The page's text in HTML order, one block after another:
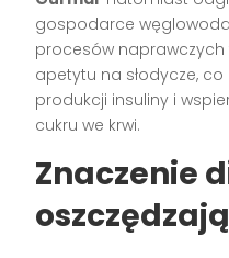
gospodarce
procesów
apetytu na słodycze,
produkcji insuliny i
cukru we krwi.
Znaczenie